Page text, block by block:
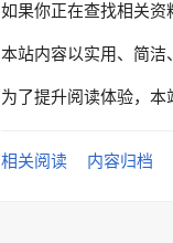
如果你正在查找相关资
本站内容以实用、简洁
为了提升阅读体验，本
相关阅读 内容归档